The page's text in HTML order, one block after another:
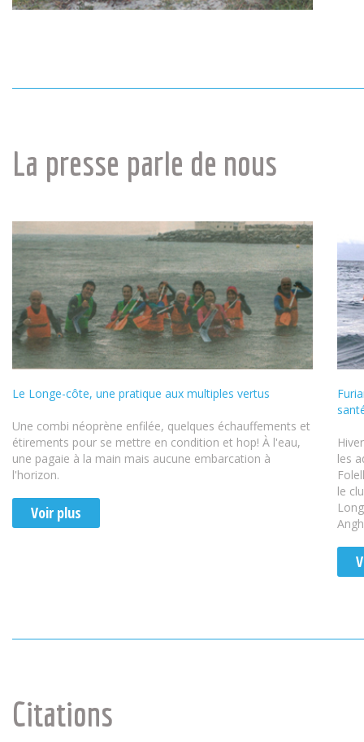
La presse parle de nous
Le Longe-côte, une pratique aux multiples vertus
Une combi néoprène enfilée, quelques échauffements et
étirements pour se mettre en condition et hop! À l'eau,
une pagaie à la main mais aucune embarcation à
l'horizon.
Voir plus
les
le
Citations